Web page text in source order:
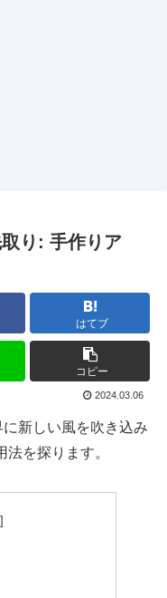
り: 手作りア
はてブ
コピー
2024.03.06
新しい風を吹き込み
を探ります。